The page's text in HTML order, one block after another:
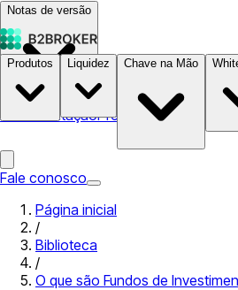
Notas de versão
DocumentaçãoPreços B2STORE
Produtos Liquidez Chave na Mão
Fale conosco
Página inicial
/
Biblioteca
/
O que são Fundos de